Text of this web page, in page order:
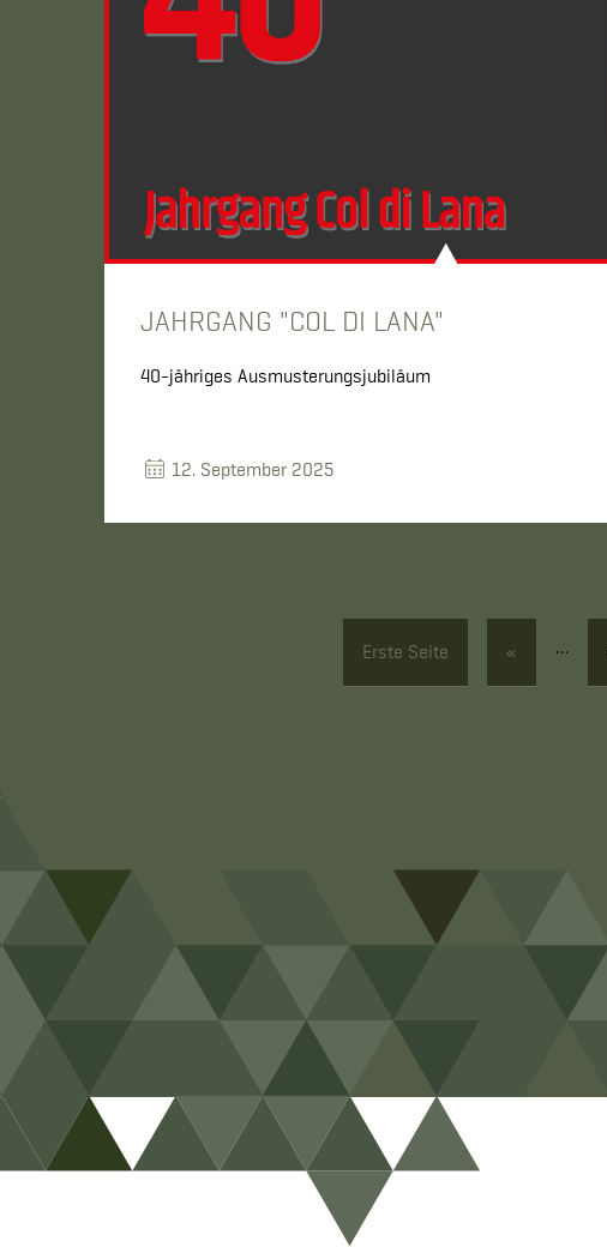
JAHRGANG "COL DI LANA"
40-jähriges Ausmusterungsjubiläum
12. September 2025
Erste Seite « …